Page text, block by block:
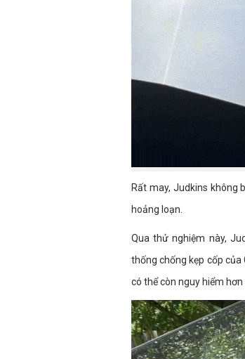
Rất may, Judkins không
hoảng loạn.
Qua thử nghiệm này,
thống chống kẹp cốp
có thể còn nguy hiểm